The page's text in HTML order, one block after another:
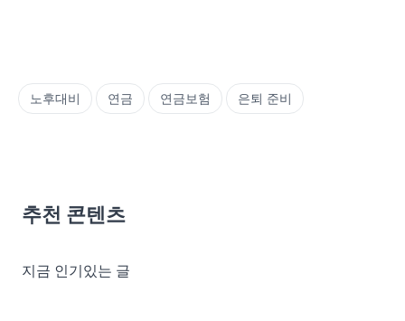
노후대비 연금 연금보험 은퇴 준비
추천 콘텐츠
지금 인기있는 글